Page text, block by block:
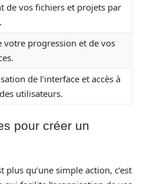
de vos fichiers et projets par
votre progression et de vos
de l’interface et accès à
utilisateurs.
pour créer un
plus qu’une simple action, c’est